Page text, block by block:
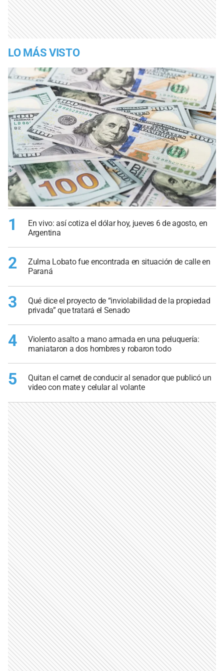
LO MÁS VISTO
1
En vivo: así cotiza el dólar hoy, jueves 6 de agosto, en
Argentina
2
Zulma Lobato fue encontrada en situación de calle en
Paraná
3
Qué dice el proyecto de “inviolabilidad de la propiedad
privada” que tratará el Senado
4
Violento asalto a mano armada en una peluquería:
maniataron a dos hombres y robaron todo
5
Quitan el carnet de conducir al senador que publicó un
video con mate y celular al volante